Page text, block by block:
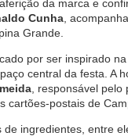
da marca e
Cunha ,
Grande.
por ser inspirado
central da festa. A
, responsável
cartões-postais de
ingredientes, entre